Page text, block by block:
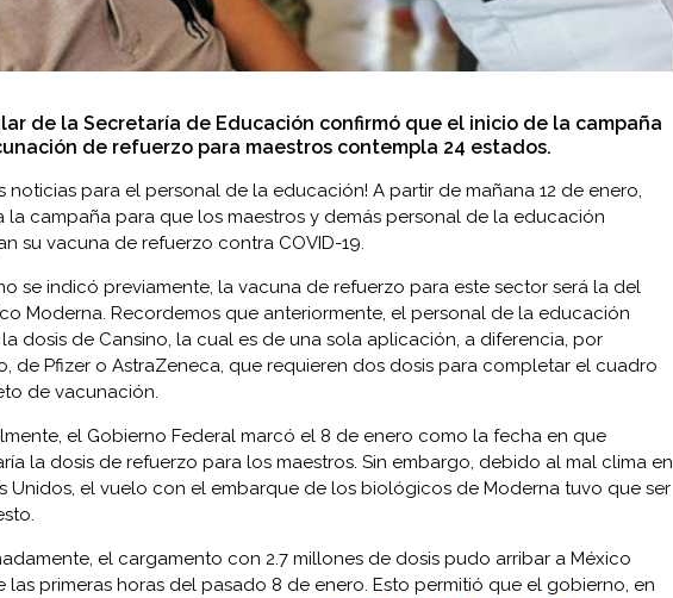
de la Secretaría de Educación confirmó que el inicio de la campaña
de refuerzo para maestros contempla 24 estados.
noticias para el personal de la educación! A partir de mañana 12 de enero,
la campaña para que los maestros y demás personal de la educación
su vacuna de refuerzo contra COVID-19.
se indicó previamente, la vacuna de refuerzo para este sector será la del
Moderna. Recordemos que anteriormente, el personal de la educación
dosis de Cansino, la cual es de una sola aplicación, a diferencia, por
de Pfizer o AstraZeneca, que requieren dos dosis para completar el cuadro
de vacunación.
el Gobierno Federal marcó el 8 de enero como la fecha en que
la dosis de refuerzo para los maestros. Sin embargo, debido al mal clima en
Unidos, el vuelo con el embarque de los biológicos de Moderna tuvo que ser
el cargamento con 2.7 millones de dosis pudo arribar a México
las primeras horas del pasado 8 de enero. Esto permitió que el gobierno, en